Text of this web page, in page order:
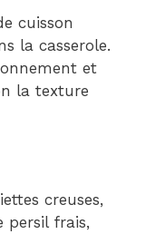
cuisson
la casserole.
et
la texture
creuses,
persil frais,